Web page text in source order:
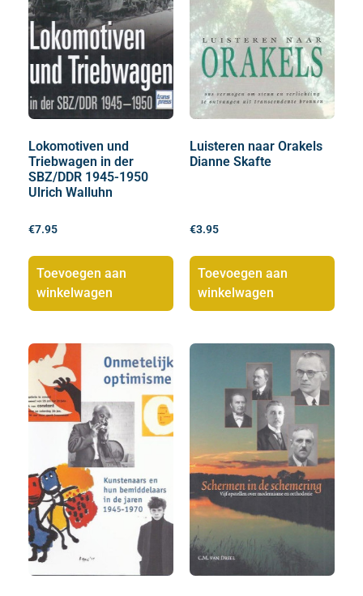
Lokomotiven und
Triebwagen in der
SBZ/DDR 1945-1950
Ulrich Walluhn
€7.95
Toevoegen aan
winkelwagen
Luisteren naar Orakels
Dianne Skafte
€3.95
Toevoegen aan
winkelwagen